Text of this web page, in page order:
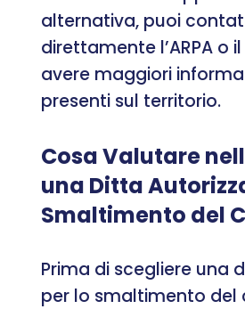
alternativa, puoi
direttamente l’ARPA o
avere maggiori
presenti sul territorio.
Cosa Valutare
una Ditta
Smaltimento del
Prima di scegliere una
per lo smaltimento del